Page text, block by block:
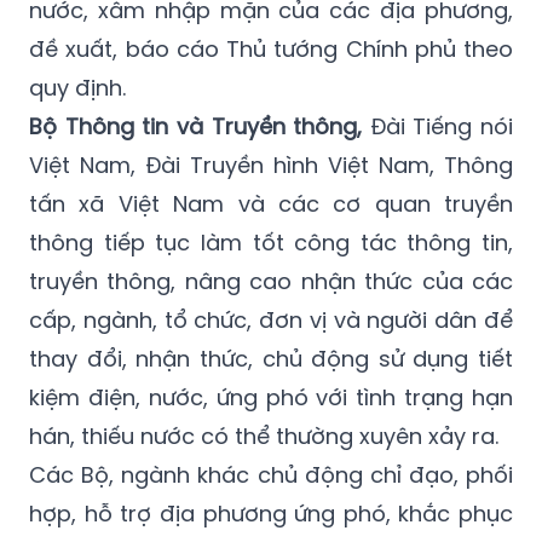
nghiệp và Phát triển nông thôn tổng hợp nhu
cầu hỗ trợ phòng, chống hạn hán, thiếu
nước, xâm nhập mặn của các địa phương,
đề xuất, báo cáo Thủ tướng Chính phủ theo
quy định.
Bộ Thông tin và Truyền thông, Đài Tiếng nói
Việt Nam, Đài Truyền hình Việt Nam, Thông
tấn xã Việt Nam và các cơ quan truyền
thông tiếp tục làm tốt công tác thông tin,
truyền thông, nâng cao nhận thức của các
cấp, ngành, tổ chức, đơn vị và người dân để
thay đổi, nhận thức, chủ động sử dụng tiết
kiệm điện, nước, ứng phó với tình trạng hạn
hán, thiếu nước có thể thường xuyên xảy ra.